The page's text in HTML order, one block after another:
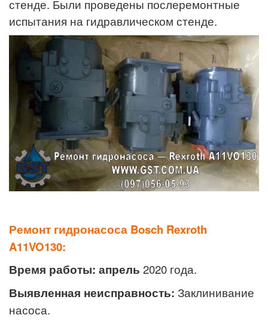
стенде. Были проведены послеремонтные
испытания на гидравлическом стенде.
Ремонт гидронасоса Bosch Rexroth
A11VO130:
Время работы: апрель 2020 года.
Выявленная неисправность: Заклинивание
насоса.